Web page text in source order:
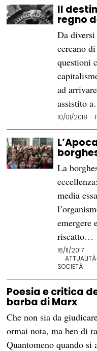
Il
regno
Da
cercano
questioni
ad
assistito
10/01/2018
La
media
emergere
riscatto…
16/11/2017
ATTUALITÀ·
SOCIETÀ
Poesia e critica
barba di Marx
Che non sia da
ormai nota, ma ben di
Quantomeno quando